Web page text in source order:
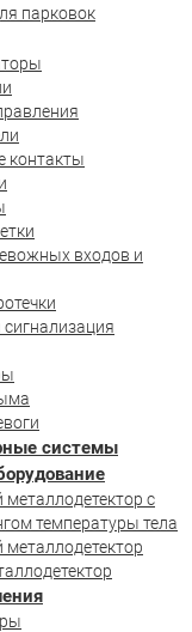
парковок
контакты
входов и
системы
с
температуры тела